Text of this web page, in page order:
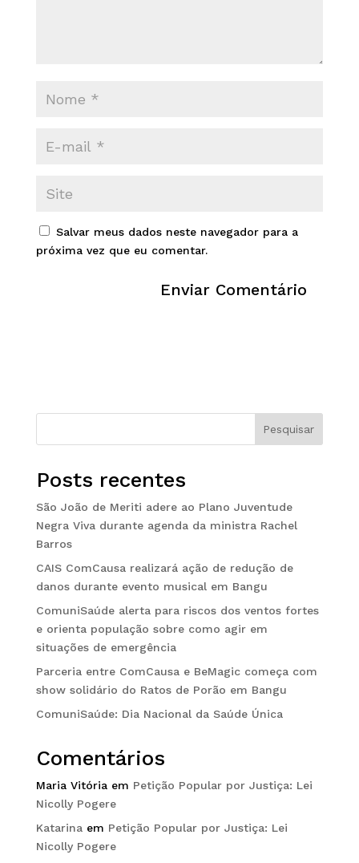
Salvar meus dados neste navegador para a
próxima vez que eu comentar.
Pesquisar
Posts recentes
São João de Meriti adere ao Plano Juventude
Negra Viva durante agenda da ministra Rachel
Barros
CAIS ComCausa realizará ação de redução de
danos durante evento musical em Bangu
ComuniSaúde alerta para riscos dos ventos fortes
e orienta população sobre como agir em
situações de emergência
Parceria entre ComCausa e BeMagic começa com
show solidário do Ratos de Porão em Bangu
ComuniSaúde: Dia Nacional da Saúde Única
Comentários
Maria Vitóriaem Petição Popular por Justiça: Lei
Nicolly Pogere
Katarinaem Petição Popular por Justiça: Lei
Nicolly Pogere